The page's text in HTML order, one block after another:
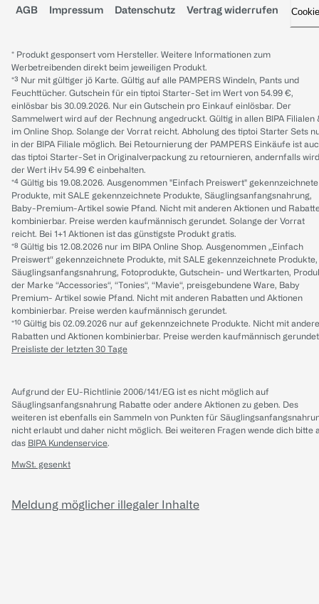
AGB Impressum Datenschutz Vertrag widerrufen
* Produkt gesponsert vom Hersteller. Weitere Informationen zum
Werbetreibenden direkt beim jeweiligen Produkt.
*³ Nur mit gültiger jö Karte. Gültig auf alle PAMPERS Windeln, Pants und
Feuchttücher. Gutschein für ein tiptoi Starter-Set im Wert von 54.99 €,
einlösbar bis 30.09.2026. Nur ein Gutschein pro Einkauf einlösbar. Der
Sammelwert wird auf der Rechnung angedruckt. Gültig in allen BIPA Filialen
im Online Shop. Solange der Vorrat reicht. Abholung des tiptoi Starter Sets
in der BIPA Filiale möglich. Bei Retournierung der PAMPERS Einkäufe ist
das tiptoi Starter-Set in Originalverpackung zu retournieren, andernfalls wird
der Wert iHv 54.99 € einbehalten.
*⁴ Gültig bis 19.08.2026. Ausgenommen "Einfach Preiswert" gekennzeichnete
Produkte, mit SALE gekennzeichnete Produkte, Säuglingsanfangsnahrung,
Baby-Premium-Artikel sowie Pfand. Nicht mit anderen Aktionen und
kombinierbar. Preise werden kaufmännisch gerundet. Solange der Vorrat
reicht. Bei 1+1 Aktionen ist das günstigste Produkt gratis.
*⁸ Gültig bis 12.08.2026 nur im BIPA Online Shop. Ausgenommen „Einfach
Preiswert“ gekennzeichnete Produkte, mit SALE gekennzeichnete Produkte,
Säuglingsanfangsnahrung, Fotoprodukte, Gutschein- und Wertkarten,
der Marke “Accessories“, “Tonies“, “Mavie“, preisgebundene Ware, Baby
Premium- Artikel sowie Pfand. Nicht mit anderen Rabatten und Aktionen
kombinierbar. Preise werden kaufmännisch gerundet.
*¹⁰ Gültig bis 02.09.2026 nur auf gekennzeichnete Produkte. Nicht mit
Rabatten und Aktionen kombinierbar. Preise werden kaufmännisch
Preisliste der letzten 30 Tage
Aufgrund der EU-Richtlinie 2006/141/EG ist es nicht möglich auf
Säuglingsanfangsnahrung Rabatte oder andere Aktionen zu geben. Des
weiteren ist ebenfalls ein Sammeln von Punkten für
nicht erlaubt und daher nicht möglich. Bei weiteren Fragen wende dich bitte
das BIPA Kundenservice.
MwSt. gesenkt
Meldung möglicher illegaler Inhalte